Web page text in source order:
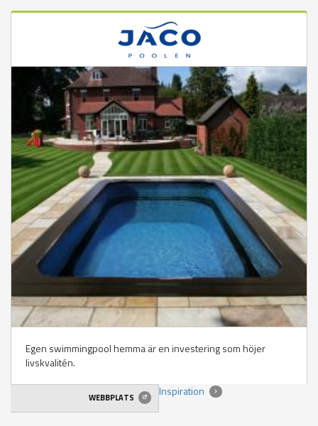
Egen swimmingpool hemma är en investering som höjer
livskvalitén.
Inspiration
WEBBPLATS